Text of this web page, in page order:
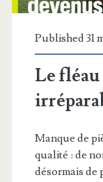
Published 31
Le
Manque de
qualité : de
désormais de